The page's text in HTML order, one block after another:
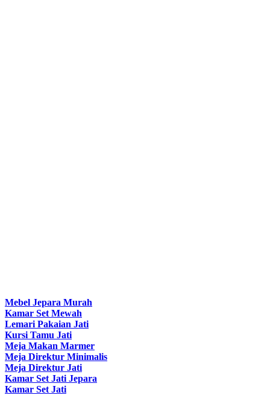
Mebel Jepara Murah
Kamar Set Mewah
Lemari Pakaian Jati
Kursi Tamu Jati
Meja Makan Marmer
Meja Direktur Minimalis
Meja Direktur Jati
Kamar Set Jati Jepara
Kamar Set Jati